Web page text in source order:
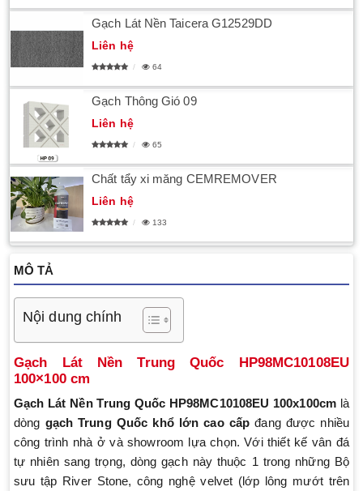
Gạch Lát Nền Taicera G12529DD
Liên hệ
64
Gạch Thông Gió 09
Liên hệ
65
Chất tẩy xi măng CEMREMOVER
Liên hệ
133
MÔ TẢ
Nội dung chính
Gạch Lát Nền Trung Quốc HP98MC10108EU
100×100 cm
Gạch Lát Nền Trung Quốc HP98MC10108EU 100x100cmlà
dòng gạch Trung Quốc khổ lớn cao cấp đang được nhiều
công trình nhà ở và showroom lựa chọn. Với thiết kế vân đá
tự nhiên sang trọng, dòng gạch này thuộc 1 trong những Bộ
sưu tập River Stone, công nghệ velvet (lớp lông mướt trên